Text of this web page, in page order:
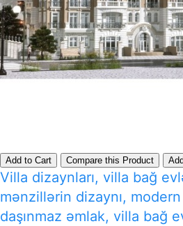
Add to Cart Compare this Product
Villa dizaynları, villa bağ
mənzillərin dizaynı,
daşınmaz əmlak, villa bağ